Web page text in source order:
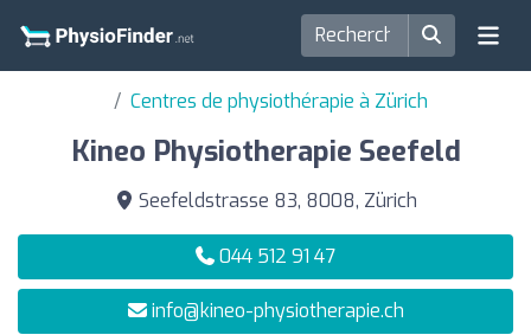
Centres de physiothérapie à Zürich
Kineo Physiotherapie Seefeld
Seefeldstrasse 83, 8008, Zürich
044 512 91 47
info@kineo-physiotherapie.ch